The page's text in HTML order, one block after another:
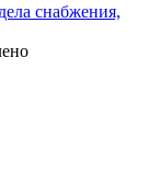
снабжения,